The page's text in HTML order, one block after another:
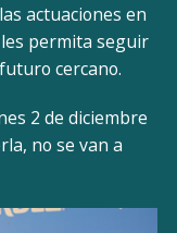
actuaciones en
permita seguir
cercano.
2 de diciembre
no se van a